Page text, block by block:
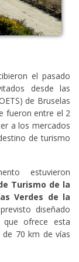
el pasado
desde las
de Bruselas
fueron entre el 2
a los mercados
de turismo
estuvieron
Turismo de la
Verdes de la
diseñado
ofrece esta
70 km de vías